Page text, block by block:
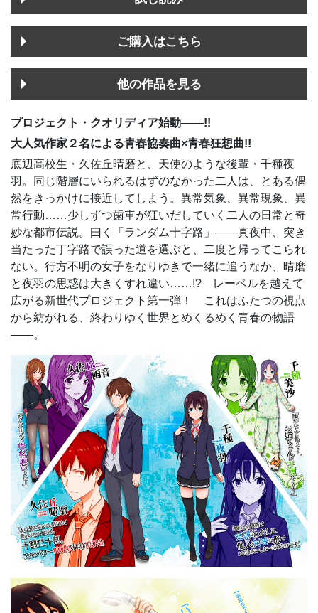
ご購入はこちら
他の作品を見る
プロジェクト・クオリディア始動――!!
大人気作家２名による青春協奏曲×青春狂想曲!!
底辺高校生・久佐丘晴磨と、天使のような後輩・千種夜
羽。同じ階層にいられるはずのなかった二人は、とある偶
然をきっかけに接近してしまう。異常気象、異常現象、異
常行動……少しずつ歯車が狂いだしていく二人の日常と奇
妙な都市伝説。曰く「ランダム十字路」――真夜中、突き
当たった丁字路で誤った道を選ぶと、二度と帰ってこられ
ない。行方不明の女子をなりゆきで一緒に追うなか、晴磨
と夜羽の思惑は大きくすれ違い……!? レーベルを越えて
広がる新世代プロジェクト第一弾！ これはふたつの視点
から紡がれる、終わりゆく世界とめくるめく青春の物語
――。